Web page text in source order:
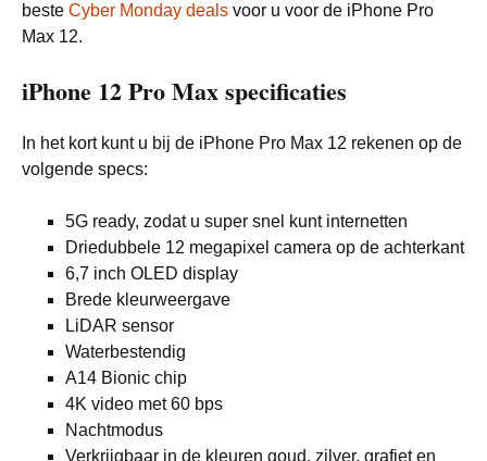
beste Cyber Monday deals voor u voor de iPhone Pro
Max 12.
iPhone 12 Pro Max specificaties
In het kort kunt u bij de iPhone Pro Max 12 rekenen op de
volgende specs:
5G ready, zodat u super snel kunt internetten
Driedubbele 12 megapixel camera op de achterkant
6,7 inch OLED display
Brede kleurweergave
LiDAR sensor
Waterbestendig
A14 Bionic chip
4K video met 60 bps
Nachtmodus
Verkrijgbaar in de kleuren goud, zilver, grafiet en